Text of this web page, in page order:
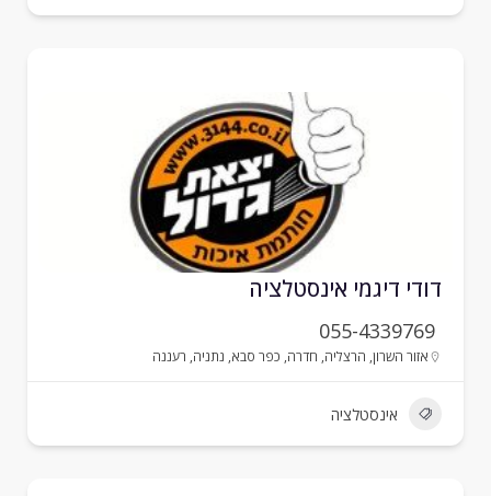
דיגמי אינסטלציה
055-4339769
אזור השרון,הרצליה,חדרה,כפר סבא ,נתניה,רעננה
אינסטלציה